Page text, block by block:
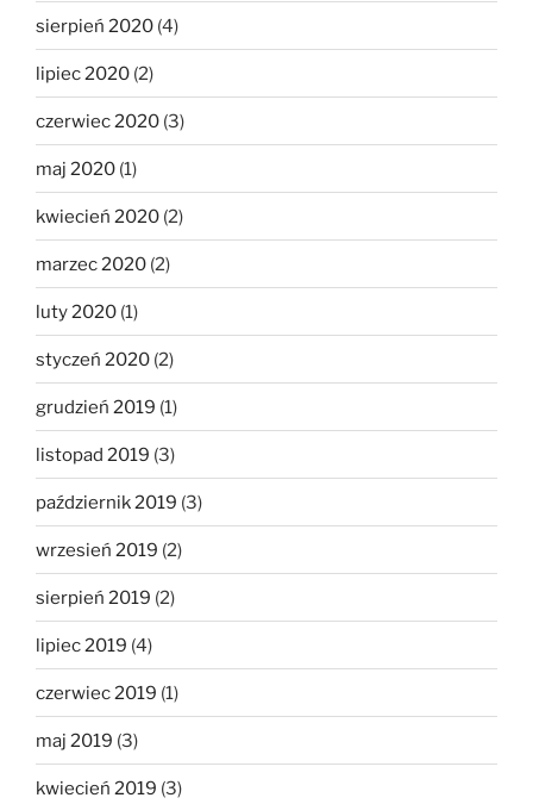
sierpień 2020 (4)
lipiec 2020 (2)
czerwiec 2020 (3)
maj 2020 (1)
kwiecień 2020 (2)
marzec 2020 (2)
luty 2020 (1)
styczeń 2020 (2)
grudzień 2019 (1)
listopad 2019 (3)
październik 2019 (3)
wrzesień 2019 (2)
sierpień 2019 (2)
lipiec 2019 (4)
czerwiec 2019 (1)
maj 2019 (3)
kwiecień 2019 (3)